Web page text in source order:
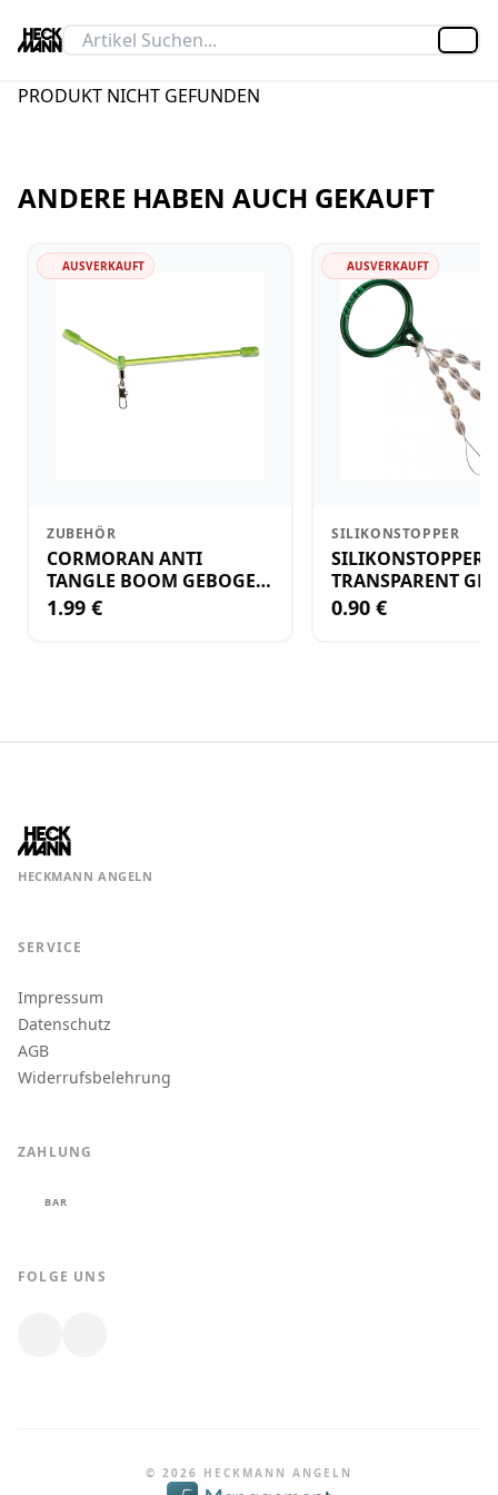
PRODUKT NICHT GEFUNDEN
ANDERE HABEN AUCH GEKAUFT
AUSVERKAUFT
ZUBEHÖR
CORMORAN ANTI
TANGLE BOOM GEBOGEN
12CM M.WIRBEL(PLASTIK)
1.99 €
AUSVERKAUFT
SILIKONSTOPPER
SILIKONSTOPPER
TRANSPARENT
KLEIN
0.90 €
HECKMANN ANGELN
SERVICE
Impressum
Datenschutz
AGB
Widerrufsbelehrung
ZAHLUNG
BAR
FOLGE UNS
© 2026 HECKMANN ANGELN